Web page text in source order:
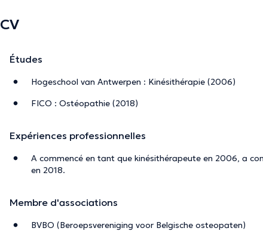
CV
Études
Hogeschool van Antwerpen : Kinésithérapie (2006)
FICO : Ostéopathie (2018)
Expériences professionnelles
A commencé en tant que kinésithérapeute en 2006, a
en 2018.
Membre d'associations
BVBO (Beroepsvereniging voor Belgische osteopaten)